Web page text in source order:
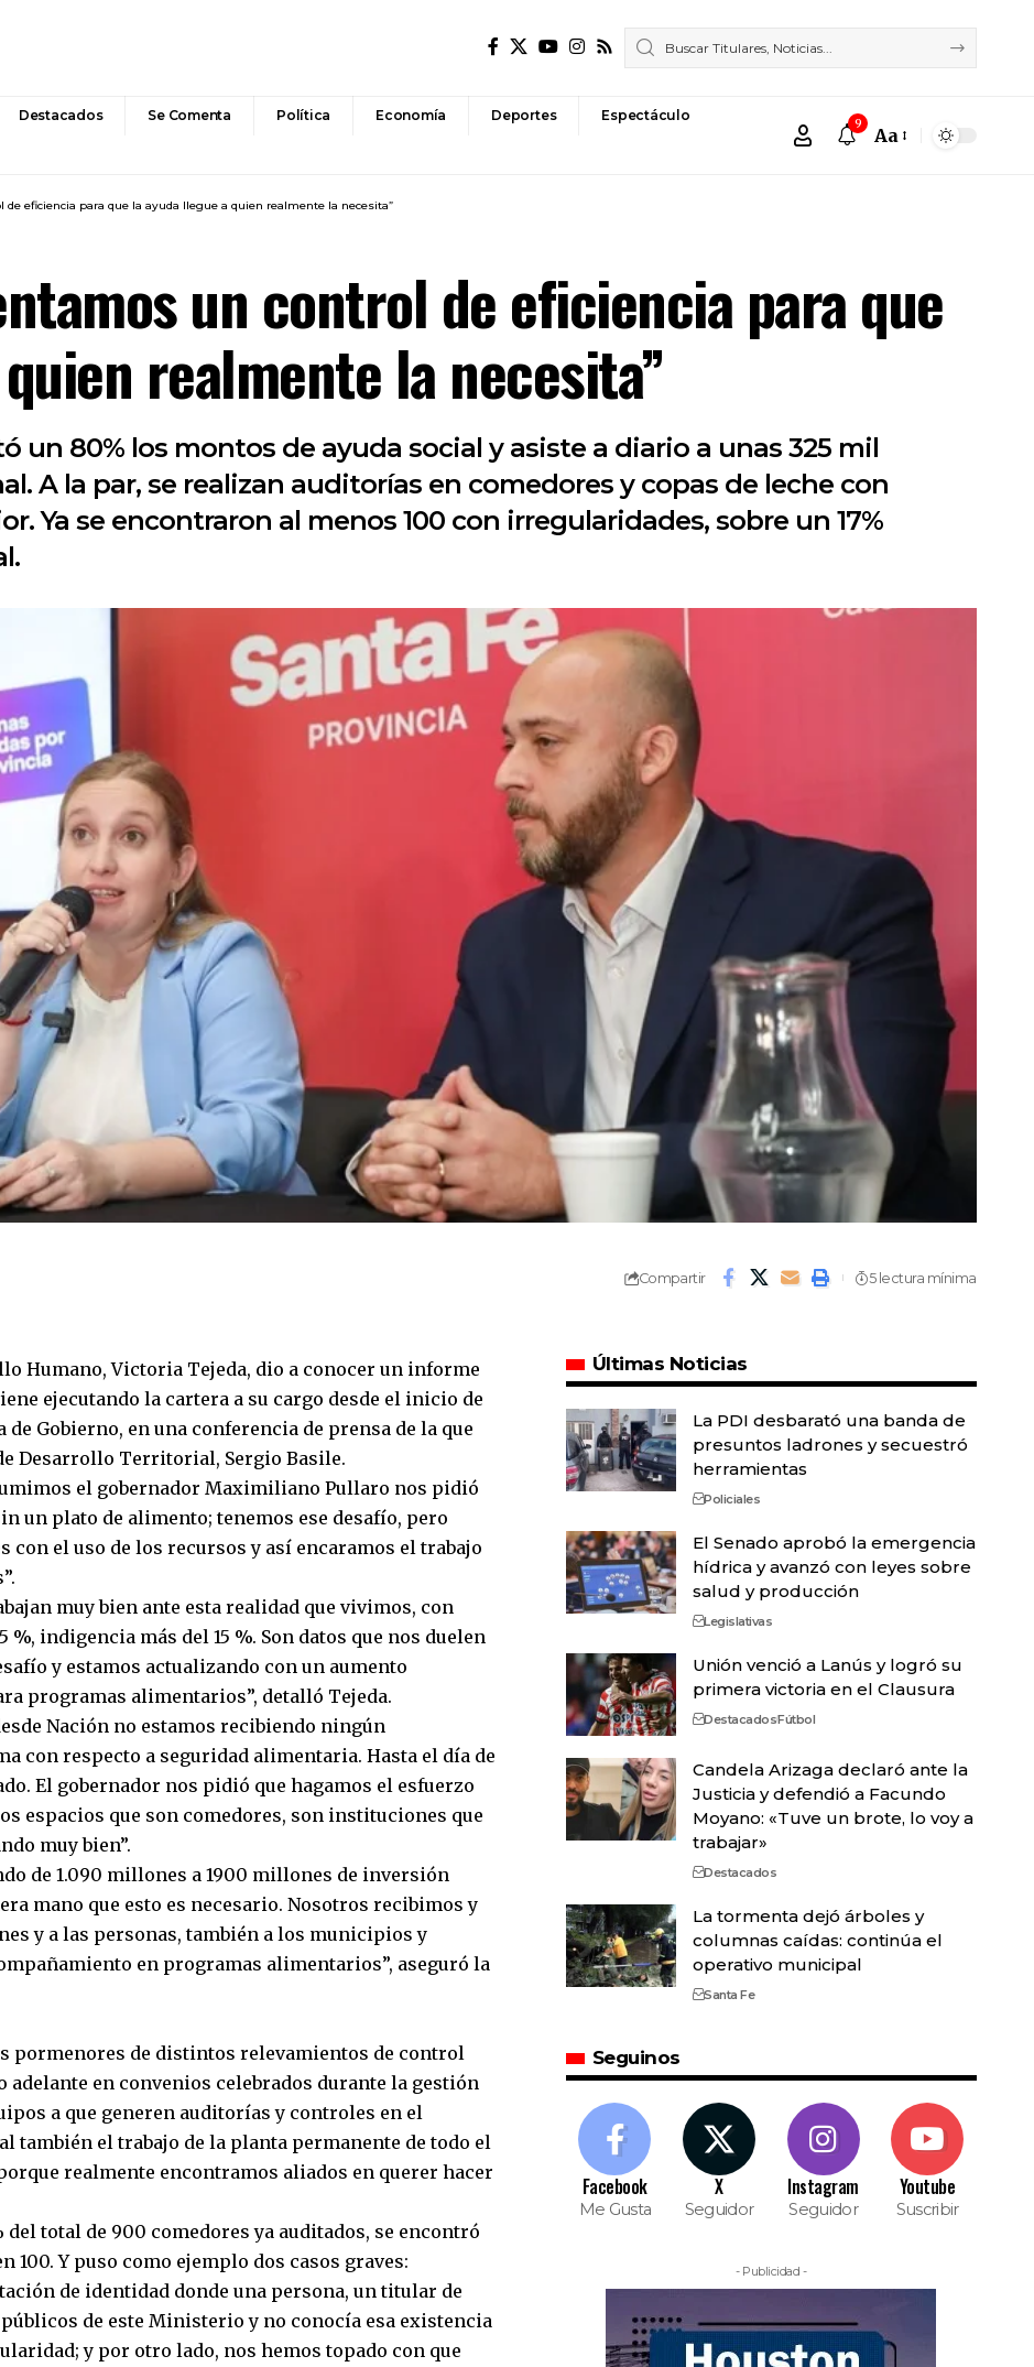
Destacados Se Comenta Política Economía Deportes Espectáculo 9
Font
Aa
de eficiencia para que la ayuda llegue a quien realmente la necesita”
un control de eficiencia para que
realmente la necesita”
un 80% los montos de ayuda social y asiste a diario a unas 325 mil
A la par, se realizan auditorías en comedores y copas de leche con
Ya se encontraron al menos 100 con irregularidades, sobre un 17%
Compartir 5 lectura mínima
Humano, Victoria Tejeda, dio a conocer un informe
ejecutando la cartera a su cargo desde el inicio de
de Gobierno, en una conferencia de prensa de la que
Desarrollo Territorial, Sergio Basile.
el gobernador Maximiliano Pullaro nos pidió
un plato de alimento; tenemos ese desafío, pero
con el uso de los recursos y así encaramos el trabajo
muy bien ante esta realidad que vivimos, con
indigencia más del 15 %. Son datos que nos duelen
y estamos actualizando con un aumento
programas alimentarios”, detalló Tejeda.
Nación no estamos recibiendo ningún
con respecto a seguridad alimentaria. Hasta el día de
El gobernador nos pidió que hagamos el esfuerzo
espacios que son comedores, son instituciones que
muy bien”.
de 1.090 millones a 1900 millones de inversión
mano que esto es necesario. Nosotros recibimos y
y a las personas, también a los municipios y
en programas alimentarios”, aseguró la
pormenores de distintos relevamientos de control
adelante en convenios celebrados durante la gestión
a que generen auditorías y controles en el
también el trabajo de la planta permanente de todo el
realmente encontramos aliados en querer hacer
del total de 900 comedores ya auditados, se encontró
Y puso como ejemplo dos casos graves:
de identidad donde una persona, un titular de
de este Ministerio y no conocía esa existencia
y por otro lado, nos hemos topado con que
Últimas Noticias
La PDI desbarató una banda de
presuntos ladrones y secuestró
herramientas
Policiales
El Senado aprobó la emergencia
hídrica y avanzó con leyes sobre
salud y producción
Legislativas
Unión venció a Lanús y logró su
primera victoria en el Clausura
DestacadosFútbol
Candela Arizaga declaró ante la
Justicia y defendió a Facundo
Moyano: «Tuve un brote, lo voy a
trabajar»
Destacados
La tormenta dejó árboles y
columnas caídas: continúa el
operativo municipal
Santa Fe
Seguinos
Facebook
Me Gusta
X
Seguidor
Instagram
Seguidor
Youtube
Suscribir
- Publicidad -